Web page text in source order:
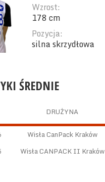
Wzrost:
178 cm
Pozycja:
silna skrzydłowa
ŚREDNIE
DRUŻYNA
Wisła CanPack Kraków
Wisła CANPACK II Kraków